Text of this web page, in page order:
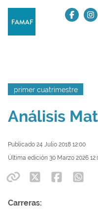
primer cuatrimestre
Análisis
Publicado 24 Julio 2018 12:00
Última edición 30 Marzo 2026
Carreras: